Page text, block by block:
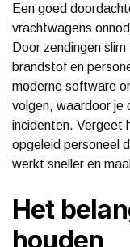
Een goed
vrachtwagens
Door zendingen
brandstof en
moderne software
volgen, waardoor je
incidenten. Vergeet
opgeleid personeel
werkt sneller en
Het
houden